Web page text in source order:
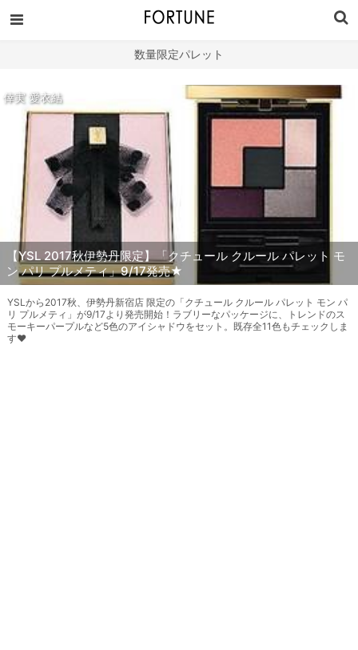
数量限定パレット
倖実 愛衣結
【YSL 2017秋伊勢丹限定】「クチュール クルール パレット モ
ン パリ プルメティ」9/17発売★
YSLから2017秋、伊勢丹新宿店 限定の「クチュール クルール パレット モン パ
リ プルメティ」が9/17より発売開始！ラブリーなパッケージに、トレンドのス
モーキーパープルなど5色のアイシャドウをセット。既存全11色もチェックしま
す♥